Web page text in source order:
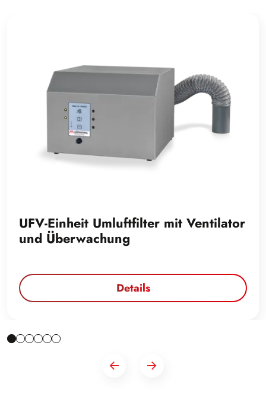
UFV-Einheit Umluftfilter mit Ventilator
und Überwachung
Details